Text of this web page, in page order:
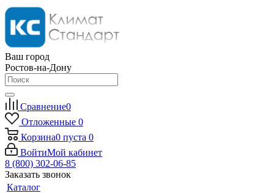
Ваш город
Ростов-на-Дону
Сравнение0
Отложенные 0
Корзина0 пуста 0
ВойтиМой кабинет
8 (800) 302-06-85
Заказать звонок
Каталог